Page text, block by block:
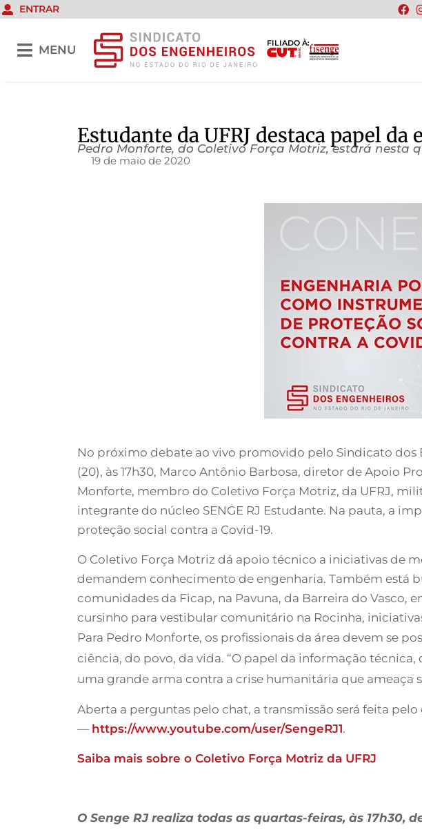
ENTRAR
MENU
FILIADO À:
Estudante da UFRJ destaca papel
Pedro Monforte, do Coletivo Força Motriz, estará nesta
19 de maio de 2020
No próximo debate ao vivo promovido pelo Sindicato dos
(20), às 17h30, Marco Antônio Barbosa, diretor de Apoio
Monforte, membro do Coletivo Força Motriz, da UFRJ,
integrante do núcleo SENGE RJ Estudante. Na pauta, a
proteção social contra a Covid-19.
O Coletivo Força Motriz dá apoio técnico a iniciativas de
demandem conhecimento de engenharia. Também está
comunidades da Ficap, na Pavuna, da Barreira do Vasco,
cursinho para vestibular comunitário na Rocinha,
Para Pedro Monforte, os profissionais da área devem se
ciência, do povo, da vida. “O papel da informação
uma grande arma contra a crise humanitária que
Aberta a perguntas pelo chat, a transmissão será feita
— https://www.youtube.com/user/SengeRJ1.
Saiba mais sobre o Coletivo Força Motriz da UFRJ
O Senge RJ realiza todas as quartas-feiras, às 17h30,